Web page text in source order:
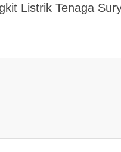
Listrik Tenaga